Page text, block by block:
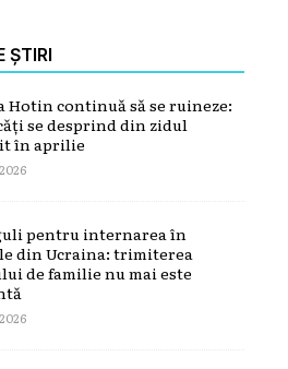
ȘTIRI
Hotin continuă să se ruineze:
se desprind din zidul
în aprilie
pentru internarea în
din Ucraina: trimiterea
de familie nu mai este